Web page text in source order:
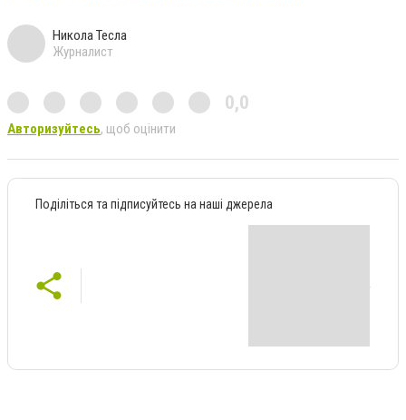
Никола Тесла
Журналист
0,0
Авторизуйтесь, щоб оцінити
Поділіться та підписуйтесь на наші джерела